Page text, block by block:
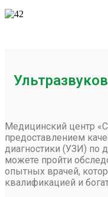
Медицинский центр
предоставлением
диагностики (УЗИ) по
можете пройти
опытных врачей,
квалификацией и